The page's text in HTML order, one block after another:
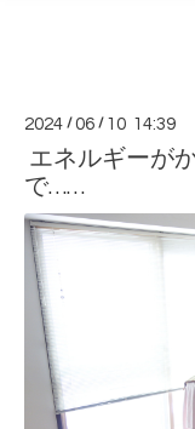
2024 /06 / 10 14:39
エネルギーが
で……